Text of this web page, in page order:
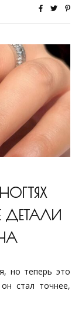
ДЕТАЛИ
стал точнее,